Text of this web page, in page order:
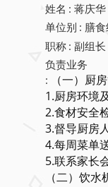
姓名 : 蒋庆华
单位别 : 膳食
职称 : 副组长
负责业务
:
（一）厨
1.厨房环境
2.食材安全
3.督导厨房
4.每周菜单
5.联系家长
（二）饮水